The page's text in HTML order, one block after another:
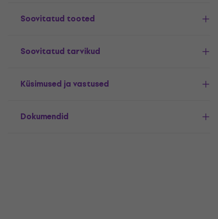
Soovitatud tooted
Soovitatud tarvikud
Küsimused ja vastused
Dokumendid